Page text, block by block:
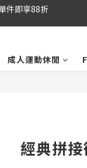
件即享88折
｜好友加入再加碼
件即享88折
成人運動休閒
經典拼